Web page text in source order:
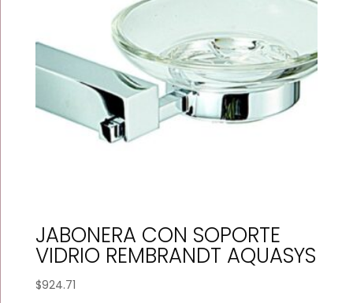
JABONERA CON SOPORTE
VIDRIO REMBRANDT AQUASYS
$924.71